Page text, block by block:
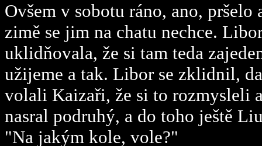
Ovšem v sobotu ráno, ano,
zimě se jim na chatu nechce.
uklidňovala, že si tam teda
užijeme a tak. Libor se zklidnil,
volali Kaizaři, že si to rozmysleli
nasral podruhý, a do toho ještě
"Na jakým kole, vole?"